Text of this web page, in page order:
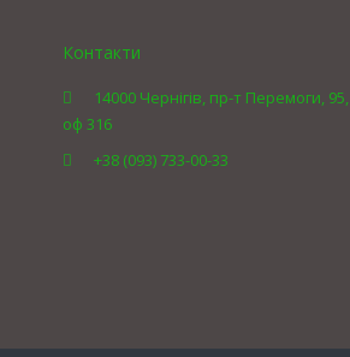
Контакти
14000 Чернігів, пр-т Перемоги, 95,
оф 316
+38 (093) 733-00-33